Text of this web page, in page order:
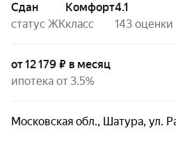
Сдан
статус ЖК
комфорт
класс
4.1
143 оценки
от 12 179 ₽ в месяц
ипотека от 3.5%
Московская обл., Шатура, ул.